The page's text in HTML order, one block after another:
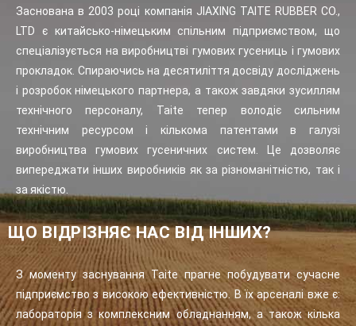
Заснована в 2003 році компанія JIAXING TAITE RUBBER CO.,
LTD є китайсько-німецьким спільним підприємством, що
спеціалізується на виробництві гумових гусениць і гумових
прокладок. Спираючись на десятиліття досвіду досліджень
і розробок німецького партнера, а також завдяки зусиллям
технічного персоналу, Taite тепер володіє сильним
технічним ресурсом і кількома патентами в галузі
виробництва гумових гусеничних систем. Це дозволяє
випереджати інших виробників як за різноманітністю, так і
за якістю.
ЩО ВІДРІЗНЯЄ НАС ВІД ІНШИХ?
З моменту заснування Taite прагне побудувати сучасне
підприємство з високою ефективністю. В їх арсеналі вже є:
лабораторія з комплексним обладнанням, а також кілька